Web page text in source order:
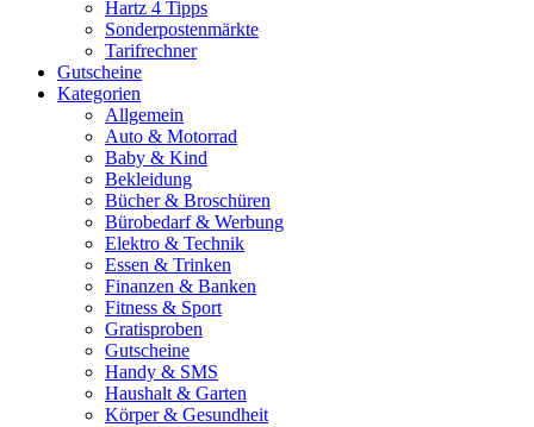
Hartz 4 Tipps
Sonderpostenmärkte
Tarifrechner
Gutscheine
Kategorien
Allgemein
Auto & Motorrad
Baby & Kind
Bekleidung
Bücher & Broschüren
Bürobedarf & Werbung
Elektro & Technik
Essen & Trinken
Finanzen & Banken
Fitness & Sport
Gratisproben
Gutscheine
Handy & SMS
Haushalt & Garten
Körper & Gesundheit